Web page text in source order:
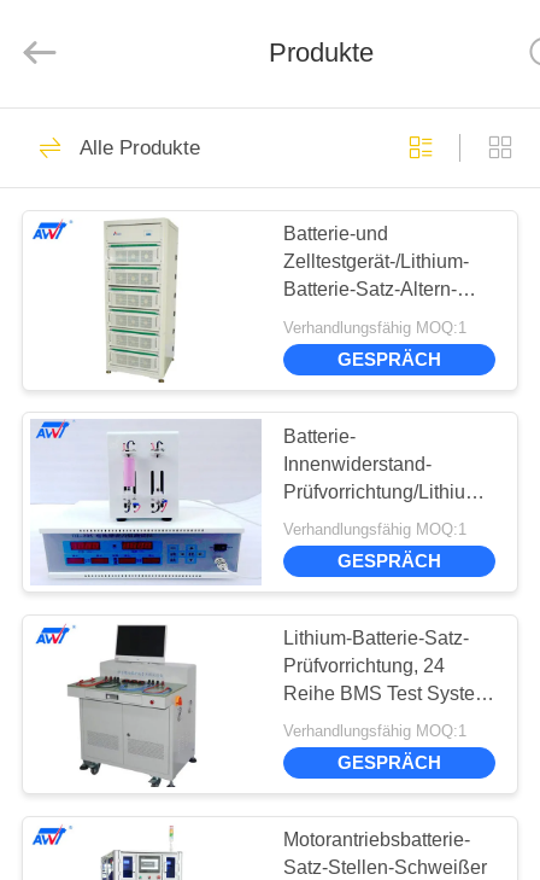
HEIM
PRODUKTE
WERKSBESICHTIGUNG
QUALITÄTSKONTROLLE
KONTAKTIEREN
SIE
UNS
NEUIGKEITEN
REDEN
JETZT.
Equipment
Co.,Ltd.
Lithium-Batterie-
Stellenschweißer
18650 Batterie-
Stellen-Schweißer
14
10
Produkte
Alle Produkte
Batterie-und
Zelltestgerät-/Lithium-
Batterie-Satz-Altern-
Maschine 70V 20A
Verhandlungsfähig MOQ:1
GESPRÄCH
Batterie-
Innenwiderstand-
Prüfvorrichtung/Lithium-
Batterie-Zellspannung
IR-Prüfvorrichtung
18650 32650
Verhandlungsfähig MOQ:1
GESPRÄCH
Lithium-Batterie-Satz-
Prüfvorrichtung, 24
Reihe BMS Test System
AWT-2408
Verhandlungsfähig MOQ:1
GESPRÄCH
Motorantriebsbatterie-
Satz-Stellen-Schweißer